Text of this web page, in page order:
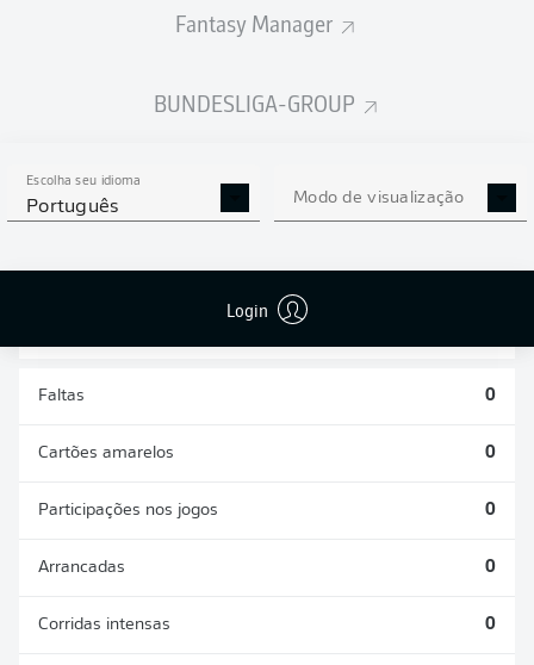
Fantasy Manager
BUNDESLIGA-GROUP
Escolha seu idioma
Português Modo de visualização
Login
ESTATÍSTICAS DA
TEMPORADA 2026/2027
Faltas 0
Cartões amarelos 0
Participações nos jogos 0
Arrancadas 0
Corridas intensas 0